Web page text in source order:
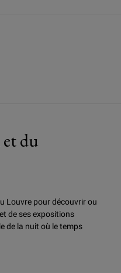
du
Louvre pourdécouvrir ou
de ses expositions
de la nuit où le temps